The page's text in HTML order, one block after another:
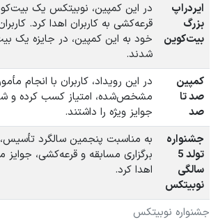
جشنواره نوبیتکس
ایردراپ
بزرگ
بیت‌کوین
در این کمپین، نوبیتکس یک
قرعه‌کشی به کاربران اهدا کرد.
خود به این کمپین، در جایزه یک
شدند.
کمپین
صد تا
صد
در این رویداد، کاربران با انجام
مشخص‌شده، امتیاز کسب کرده و
جوایز ویژه را داشتند.
جشنواره
تولد5
سالگی
نوبیتکس
به مناسبت پنجمین سالگرد
برگزاری مسابقه و قرعه‌کشی، جوایز
اهدا کرد.